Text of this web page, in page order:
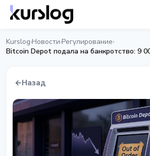
Kurslog›Новости›Регулирование›
←Назад